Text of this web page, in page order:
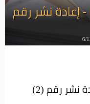
مناقصة عامة رقم 09/19 - إعادة نشر رقم